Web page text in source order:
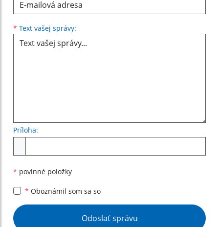
* Text vašej správy:
Príloha:
* povinné položky
* Oboznámil som sa so
Google reCaptcha Response
Odoslať správu